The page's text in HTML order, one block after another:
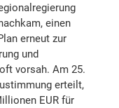
einen
erneut zur
und
vorsah. Am 25.
erteilt,
EUR für